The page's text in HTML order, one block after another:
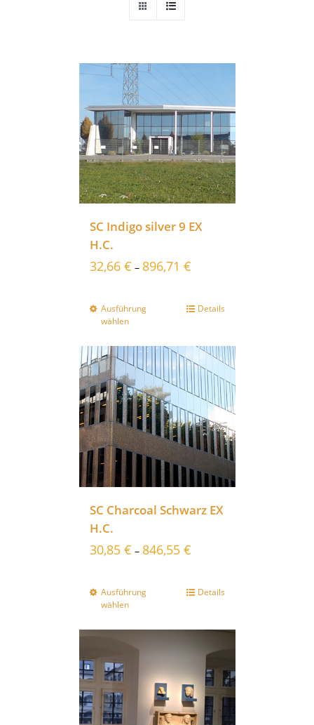
SC Indigo silver 9 EX
H.C.
32,66 € – 896,71 €
Ausführung
wählen
Details
SC Charcoal Schwarz EX
H.C.
30,85 € – 846,55 €
Ausführung
wählen
Details